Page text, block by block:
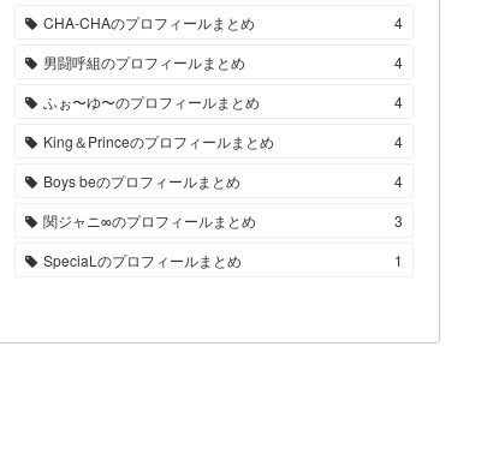
CHA-CHAのプロフィールまとめ
4
男闘呼組のプロフィールまとめ
4
ふぉ〜ゆ〜のプロフィールまとめ
4
King＆Princeのプロフィールまとめ
4
Boys beのプロフィールまとめ
4
関ジャニ∞のプロフィールまとめ
3
SpeciaLのプロフィールまとめ
1